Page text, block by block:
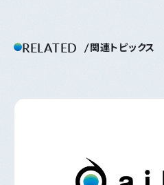
RELATED 関連トピックス